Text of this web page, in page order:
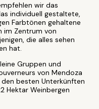
wir das
individuell gestaltete,
Farbtönen gehaltene
im Zentrum von
die alles sehen
hat.
Gruppen und
von Mendoza
besten Unterkünften
Hektar Weinbergen